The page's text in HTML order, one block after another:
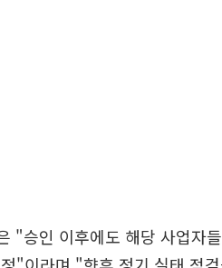
"승인 이후에도 해당 사업자